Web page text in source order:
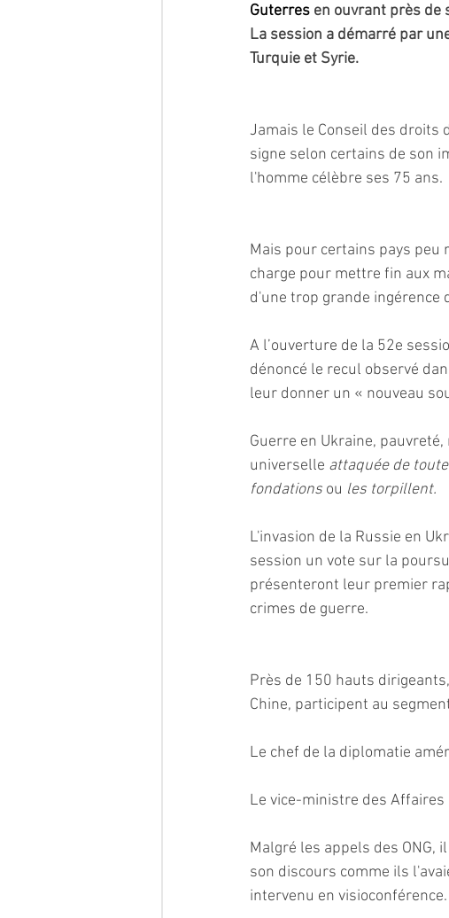
Guterres en ouvrant près de
La session a démarré par
Turquie et Syrie.
Jamais le Conseil des droits
signe selon certains de son
l'homme célèbre ses 75 ans.
Mais pour certains pays
charge pour mettre fin aux
d'une trop grande
A l’ouverture de la 52e
dénoncé le recul observé
leur donner un « nouveau
Guerre en Ukraine,
universelle attaquée de
fondations ou les torpillent.
L'invasion de la Russie en
session un vote sur la
présenteront leur premier
crimes de guerre.
Près de 150 hauts
Chine, participent au
Le chef de la diplomatie
Le vice-ministre des Affaires
Malgré les appels des
son discours comme ils
intervenu en visioconférence.